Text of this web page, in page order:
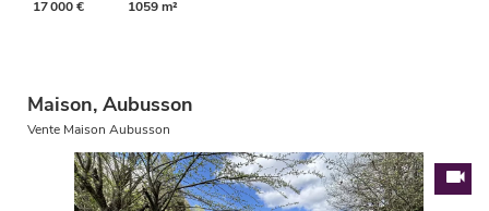
17 000 € 1059 m²
Maison, Aubusson
Vente Maison Aubusson